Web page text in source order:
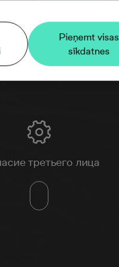
третьего лица
Pieņemt visas
sīkdatnes